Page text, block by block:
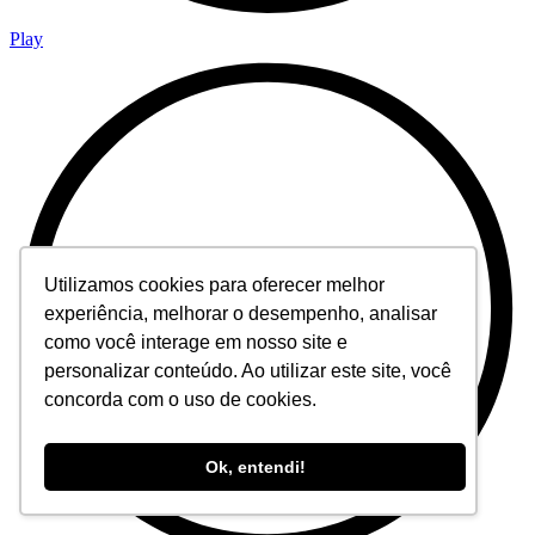
Utilizamos cookies para oferecer melhor
experiência, melhorar o desempenho, analisar
como você interage em nosso site e
personalizar conteúdo. Ao utilizar este site, você
concorda com o uso de cookies.
Ok, entendi!
Play